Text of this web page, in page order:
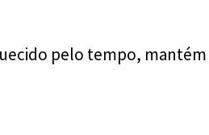
pelo tempo, mantém